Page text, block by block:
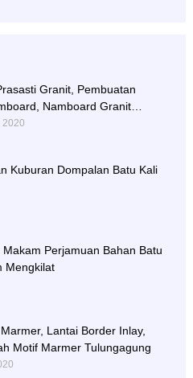
Granit, Pembuatan
Namboard Granit
2020
Kuburan Dompalan Batu Kali
Makam Perjamuan Bahan Batu
Mengkilat
Lantai Border Inlay,
Motif Marmer Tulungagung